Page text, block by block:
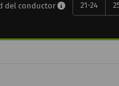
del conductor 21-24